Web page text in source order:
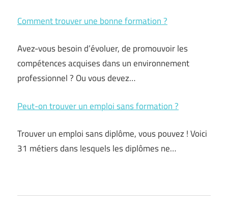
Comment trouver une bonne formation ?
Avez-vous besoin d’évoluer, de promouvoir les
compétences acquises dans un environnement
professionnel ? Ou vous devez…
Peut-on trouver un emploi sans formation ?
Trouver un emploi sans diplôme, vous pouvez ! Voici
31 métiers dans lesquels les diplômes ne…